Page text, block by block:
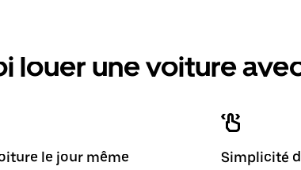
louer une voiture
le jour même Simplicité